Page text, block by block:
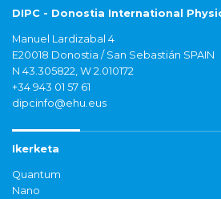
DIPC - Donostia International
Manuel Lardizabal 4
E20018 Donostia / San Sebastián SPAIN
N 43.305822, W 2.010172
+34 943 01 57 61
dipcinfo@ehu.eus
Ikerketa
Quantum
Nano